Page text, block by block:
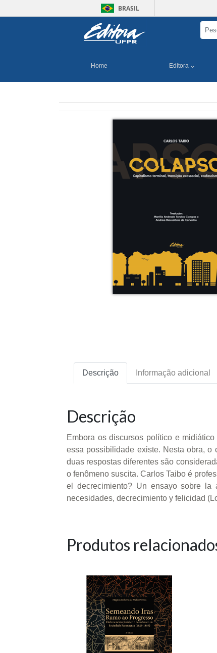
BRASIL
Home Editora
Descrição Informação adicional
Descrição
Embora os discursos político e
essa possibilidade existe. Nesta obra, o
duas respostas diferentes são
o fenômeno suscita. Carlos Taibo é
el decrecimiento? Un ensayo sobre
necesidades, decrecimiento y felicidad
Produtos